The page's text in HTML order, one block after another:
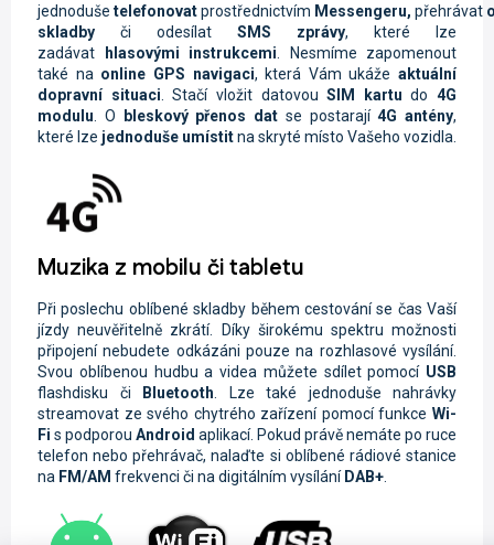
jednoduše telefonovatprostřednictvím Messengeru, přehrávat
skladby či odesílat SMS zprávy, které lze
zadávat
hlasovými instrukcemi . Nesmíme zapomenout
také na online GPS navigaci, která Vám ukáže aktuální
dopravní situaci . Stačí vložit datovou SIM kartu do 4G
modulu . O bleskový přenos dat se postarají 4G antény,
které lze jednoduše umístitna skryté místo Vašeho vozidla.
Muzika z mobilu či tabletu
Při poslechu oblíbené skladby během cestování se čas Vaší
jízdy neuvěřitelně zkrátí. Díky širokému spektru možnosti
připojení nebudete odkázáni pouze na rozhlasové vysílání.
Svou oblíbenou hudbu a videa můžete sdílet pomocí USB
flashdisku či
Bluetooth . Lze také jednoduše nahrávky
streamovat ze svého chytrého zařízení pomocí funkce Wi-
Fi s podporou Android aplikací. Pokud právě nemáte po ruce
telefon nebo přehrávač, nalaďte si oblíbené rádiové stanice
na FM/AM frekvenci či na digitálním vysílání DAB+